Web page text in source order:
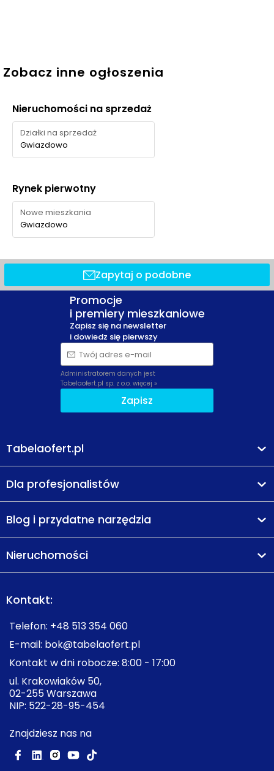
Zobacz inne ogłoszenia
Nieruchomości na sprzedaż
Działki na sprzedaż
Gwiazdowo
Rynek pierwotny
Nowe mieszkania
Gwiazdowo
Zapytaj o podobne
Promocje
i premiery mieszkaniowe
Zapisz się na newsletter
i dowiedz się pierwszy
Twój adres e-mail
Administratorem danych jest
Tabelaofert.pl sp. z o.o. więcej »
Zapisz
Tabelaofert.pl
Dla profesjonalistów
Blog i przydatne narzędzia
Nieruchomości
Kontakt:
Telefon: +48 513 354 060
E-mail: bok@tabelaofert.pl
Kontakt w dni robocze: 8:00 - 17:00
ul. Krakowiaków 50,
02-255 Warszawa
NIP: 522-28-95-454
Znajdziesz nas na